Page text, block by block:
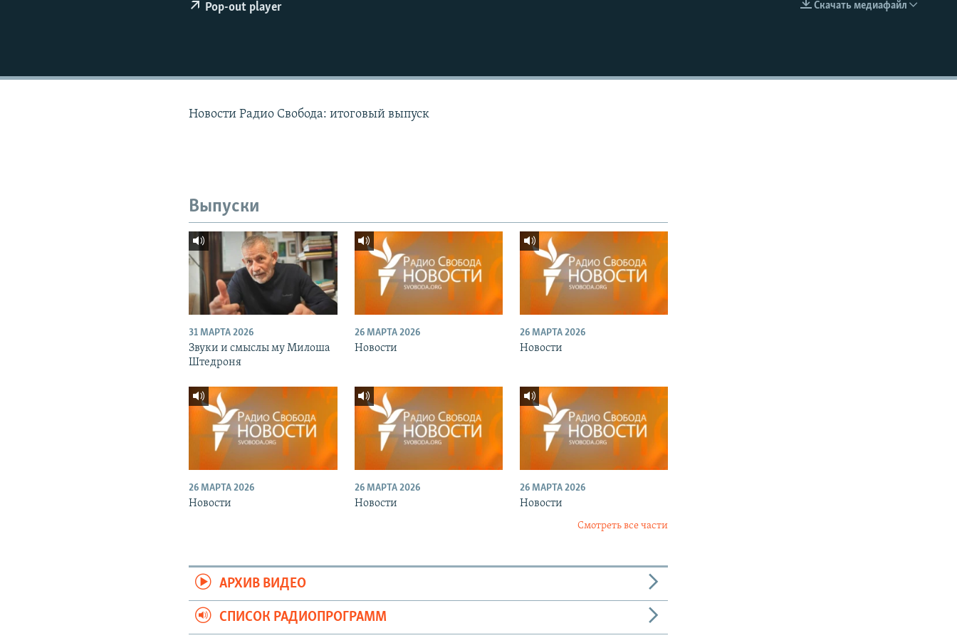
EMBED
Скачать медиафайл
Pop-out player
Новости Радио Свобода: итоговый выпуск
Выпуски
31 МАРТА 2026
Звуки и смыслы му Милоша
Штедроня
26 МАРТА 2026
Новости
26 МАРТА 2026
Новости
26 МАРТА 2026
Новости
26 МАРТА 2026
Новости
26 МАРТА 2026
Новости
Смотреть все части
АРХИВ ВИДЕО
СПИСОК РАДИОПРОГРАММ